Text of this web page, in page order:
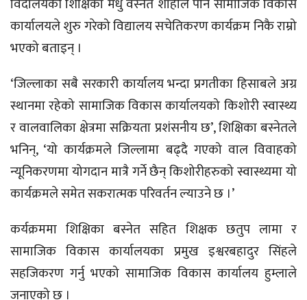
विदालयकी शिक्षिका मधु वस्नेत शाहीले पनि सामाजिक विकास
कार्यालयले शुरु गरेको विद्यालय सचेतिकरण कार्यक्रम निकै राम्रो
भएको बताइन् ।
‘जिल्लाका सबै सरकारी कार्यालय भन्दा प्रगतीका हिसाबले अग्र
स्थानमा रहेको सामाजिक विकास कार्यालयको किशोरी स्वास्थ्य
र वालवालिका क्षेत्रमा सक्रियता प्रशंसनीय छ’, शिक्षिका बस्नेतले
भनिन्, ‘यो कार्यक्रमले जिल्लामा बढ्दै गएको वाल विवाहको
न्यूनिकरणमा योगदान मात्रै गर्ने छैन् किशोरीहरुको स्वास्थ्यमा यो
कार्यक्रमले समेत सकरात्मक परिवर्तन ल्याउने छ ।’
कर्यक्रममा शिक्षिका बस्नेत सहित शिक्षक छतुप लामा र
सामाजिक विकास कार्यालयका प्रमुख इश्वरबहादुर सिंहले
सहजिकरण गर्नु भएको सामाजिक विकास कार्यालय हुम्लाले
जनाएको छ ।